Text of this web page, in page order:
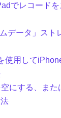
でレコード
データ」スト
使用して
にする、また